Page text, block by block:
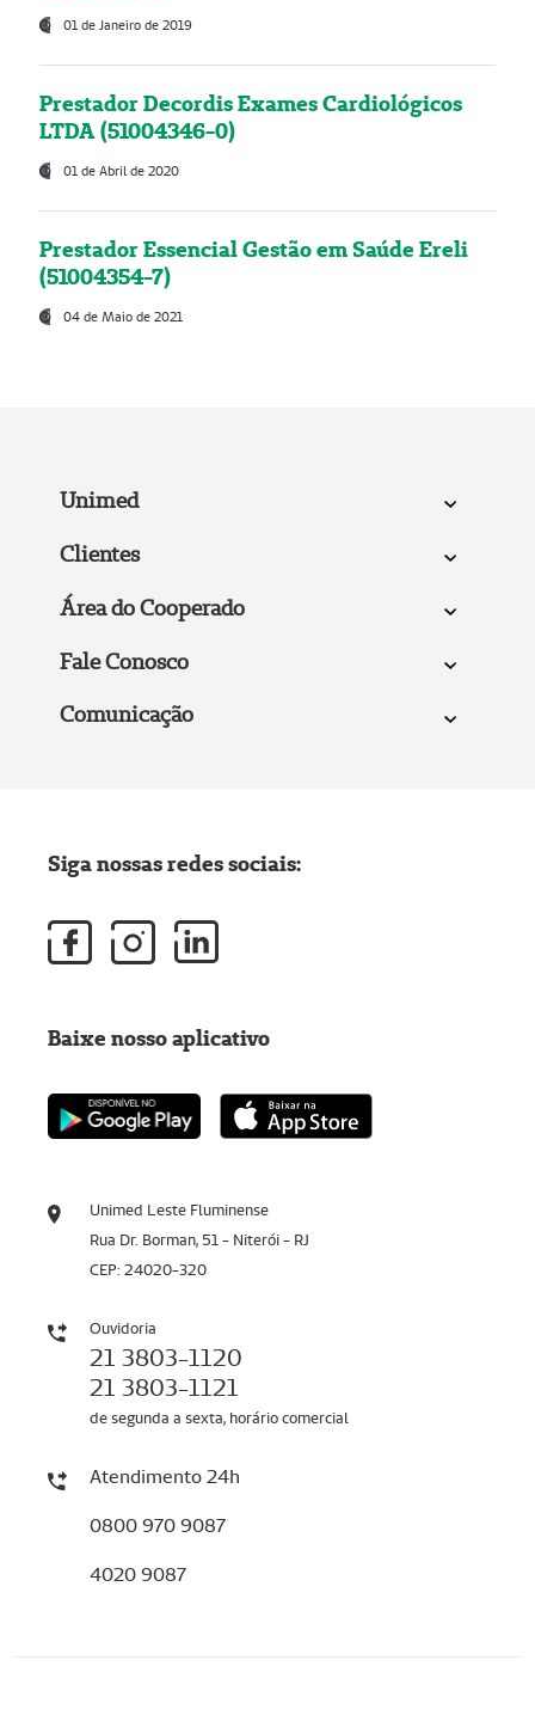
01 de Janeiro de 2019
Prestador Decordis Exames Cardiológicos
LTDA (51004346-0)
01 de Abril de 2020
Prestador Essencial Gestão em Saúde Ereli
(51004354-7)
04 de Maio de 2021
Unimed
Clientes
Área do Cooperado
Fale Conosco
Comunicação
Unimed Leste Fluminense
Rua Dr. Borman, 51 - Niterói - RJ
CEP: 24020-320
Ouvidoria
21 3803-1120
21 3803-1121
de segunda a sexta, horário comercial
Atendimento 24h
0800 970 9087
4020 9087
Siga nossas redes sociais:
Baixe nosso aplicativo